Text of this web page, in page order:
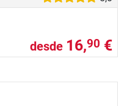
desde 16,90 €